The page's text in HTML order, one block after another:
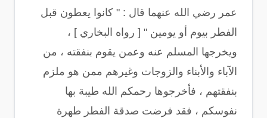
عمر رضي الله عنهما قال : " كانوا يعطون قبل
الفطر بيوم أو يومين " [ رواه البخاري ] ،
ويخرجها المسلم عنه وعمن يقوم بنفقته ، من
الآباء والأبناء والزوجات وغيرهم ممن هو ملزم
بنفقتهم ، فأخرجوها رحمكم الله طيبة بها
نفوسكم ، فقد فرضت صدقة الفطر طهرة